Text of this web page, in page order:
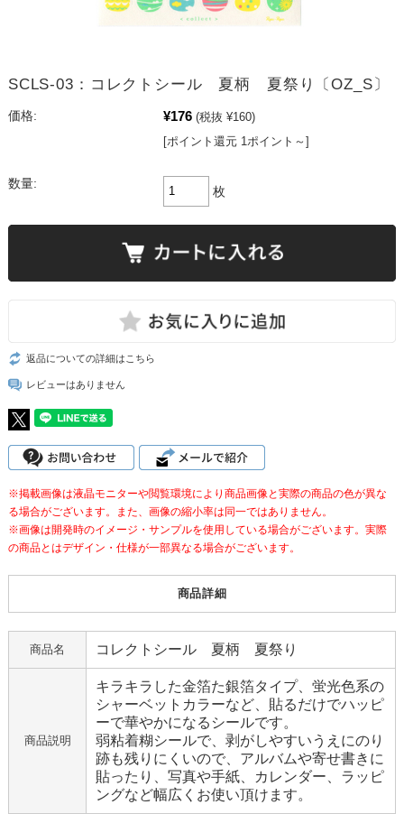
SCLS-03：コレクトシール 夏柄 夏祭り〔OZ_S〕
価格: ¥176 (税抜 ¥160)
[ポイント還元 1ポイント～]
数量:
枚
返品についての詳細はこちら
レビューはありません
※掲載画像は液晶モニターや閲覧環境により商品画像と実際の商品の色が異な
る場合がございます。また、画像の縮小率は同一ではありません。
※画像は開発時のイメージ・サンプルを使用している場合がございます。実際
の商品とはデザイン・仕様が一部異なる場合がございます。
商品詳細
商品名 コレクトシール 夏柄 夏祭り
商品説明
キラキラした金箔た銀箔タイプ、蛍光色系の
シャーベットカラーなど、貼るだけでハッピ
ーで華やかになるシールです。
弱粘着糊シールで、剥がしやすいうえにのり
跡も残りにくいので、アルバムや寄せ書きに
貼ったり、写真や手紙、カレンダー、ラッピ
ングなど幅広くお使い頂けます。